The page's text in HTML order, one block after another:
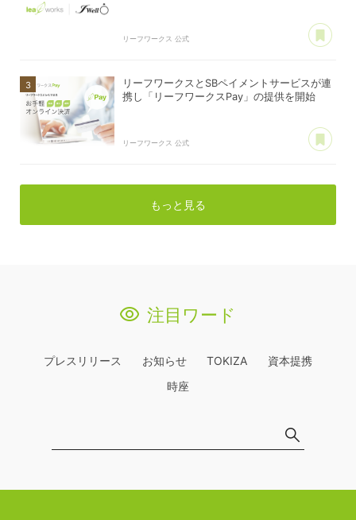
リーフワークス 公式
リーフワークスとSBペイメントサービスが連
携し「リーフワークスPay」の提供を開始
リーフワークス 公式
もっと見る
注目ワード
プレスリリース お知らせ TOKIZA
資本提携
時座